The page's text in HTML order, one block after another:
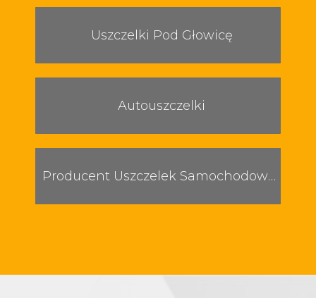
Uszczelki Pod Głowicę
Autouszczelki
Producent Uszczelek Samochodowych